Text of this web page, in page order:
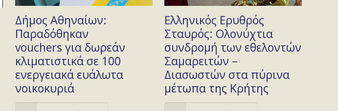
Δήμος Αθηναίων:
Παραδόθηκαν
vouchers για δωρεάν
κλιματιστικά σε 100
ενεργειακά ευάλωτα
νοικοκυριά
Ελληνικός Ερυθρός
Σταυρός: Ολονύχτια
συνδρομή των εθελοντών
Σαμαρειτών –
Διασωστών στα πύρινα
μέτωπα της Κρήτης